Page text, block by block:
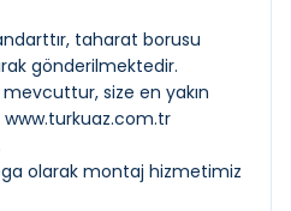
taharat borusu
gönderilmektedir.
size en yakın
www.turkuaz.com.tr
olarak montaj hizmetimiz